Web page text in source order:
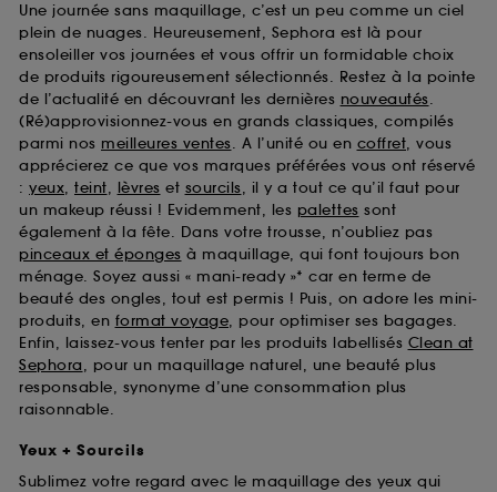
Une journée sans maquillage, c’est un peu comme un ciel
plein de nuages. Heureusement, Sephora est là pour
ensoleiller vos journées et vous offrir un formidable choix
de produits rigoureusement sélectionnés. Restez à la pointe
de l’actualité en découvrant les dernières nouveautés.
(Ré)approvisionnez-vous en grands classiques, compilés
parmi nos meilleures ventes. A l’unité ou en coffret, vous
apprécierez ce que vos marques préférées vous ont réservé
: yeux, teint, lèvres et sourcils, il y a tout ce qu’il faut pour
un makeup réussi ! Evidemment, les palettes sont
également à la fête. Dans votre trousse, n’oubliez pas
pinceaux et éponges à maquillage, qui font toujours bon
ménage. Soyez aussi « mani-ready »* car en terme de
beauté des ongles, tout est permis ! Puis, on adore les mini-
produits, en format voyage, pour optimiser ses bagages.
Enfin, laissez-vous tenter par les produits labellisés Clean at
Sephora, pour un maquillage naturel, une beauté plus
responsable, synonyme d’une consommation plus
raisonnable.
Yeux + Sourcils
Sublimez votre regard avec le maquillage des yeux qui